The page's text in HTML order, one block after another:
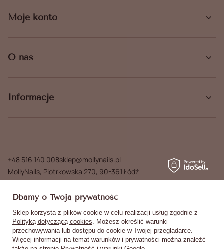
Moje konto
O nas
Informacje
+48 516 140 008sklep@mollynails.pl
MollyNails, Piotrkowska 270, 90-361 Łódź
W sklepie prezentujemy ceny brutto (z VAT).
Dbamy o Twoją prywatność
Sklep korzysta z plików cookie w celu realizacji usług zgodnie z
Polityką dotyczącą cookies. Możesz określić warunki
przechowywania lub dostępu do cookie w Twojej przeglądarce.
Więcej informacji na temat warunków i prywatności można znaleźć